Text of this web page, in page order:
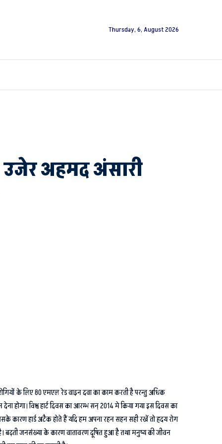
Thursday, 6, August 2026
उजेर अहमद अंसारी
के लिए 80 एमएल रेड वाइन दवा का काम करती है परन्तु अधिक
होगा। विश्व हार्ट दिवस का आरम्भ सन् 2014 मे किया गया इस दिवस का
कारण हार्ड अटैक होते हैं यदि हम अपना रहन सहन सही रखें तो हृदय रोग
है। बढ़ती जनसंख्या के कारण वातावरण दूषित हुआ है तथा मनुष्य की जीवन